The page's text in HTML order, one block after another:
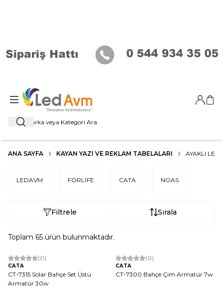
Ara
Giriş
ANA SAYFA KAYAN YAZI VE REKLAM TABELALARI AYAKLI LED
LEDAVM FORLİFE CATA NOAS
Filtrele Sırala
Toplam 65 ürün bulunmaktadır.
(0)
CATA
CT-7315 Solar Bahçe Set Üstü
Armatür 30w
(0)
CATA
CT-7300 Bahçe Çim Armatür 7w